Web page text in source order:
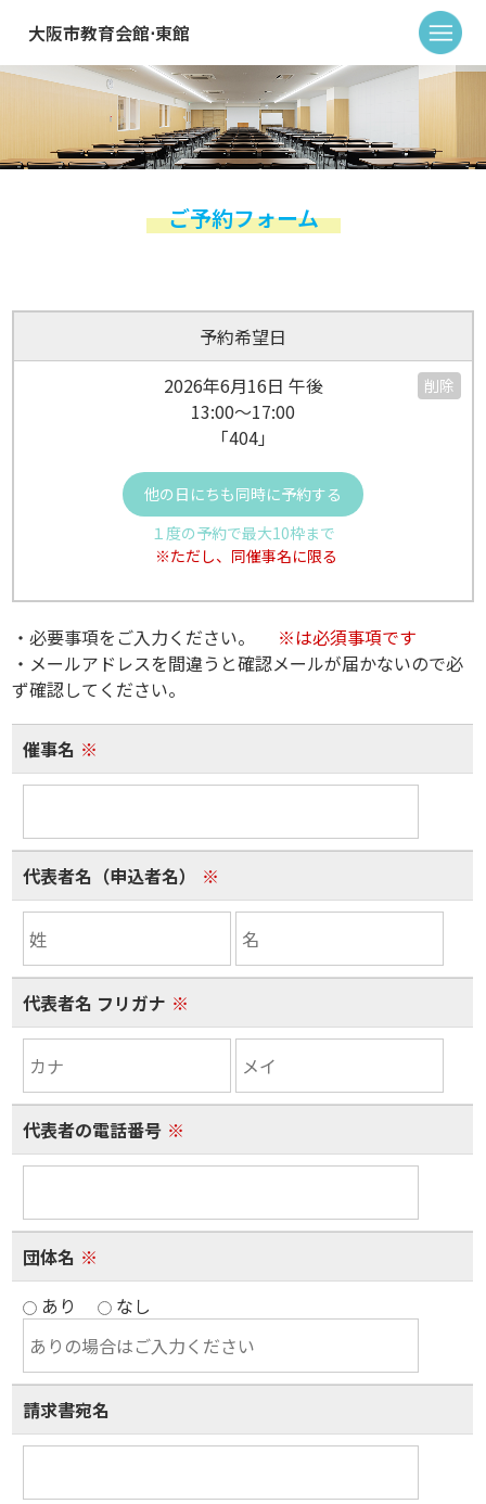
大阪市教育会館⋅東館
ご予約フォーム
予約希望日
2026年6月16日 午後
13:00～17:00
「404」
削除
他の日にちも同時に予約する
１度の予約で最大10枠まで
※ただし、同催事名に限る
・必要事項をご入力ください。
※は必須事項です
・メールアドレスを間違うと確認メールが届かないので必
ず確認してください。
催事名 ※
代表者名（申込者名） ※
代表者名 フリガナ ※
代表者の電話番号 ※
団体名 ※
あり
なし
請求書宛名